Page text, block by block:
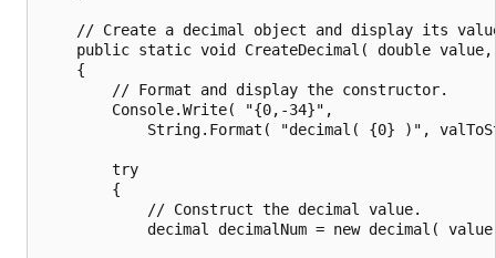
// Create a decimal object and display its
public static void CreateDecimal( double
    {
        // Format and display the constructor.
        Console.Write( "{0,-34}",
String.Format( "decimal( {0} )",
        try
        {
            // Construct the decimal value.
decimal decimalNum = new decimal( value